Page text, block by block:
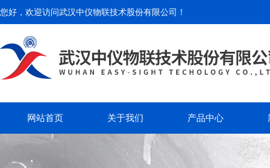
您好，欢迎访问武汉中仪物联技术股份有限公司 ！
网站首页 关于我们 产品中心